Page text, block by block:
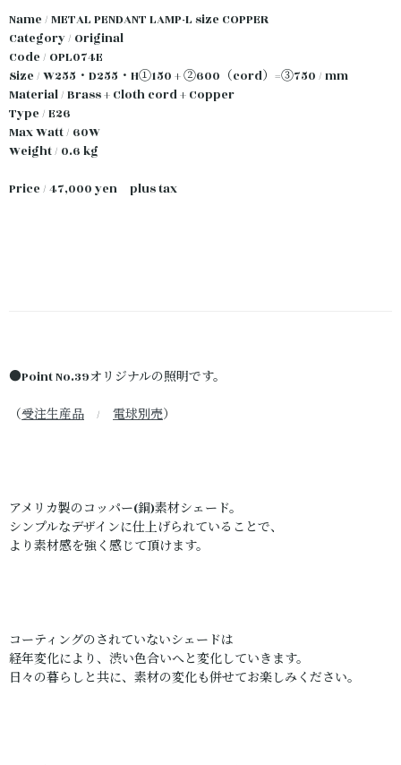
Name / METAL PENDANT LAMP-L size COPPER
Category / Original
Code / OPL074E
Size / W255・D255・H①150 + ②600（cord）=③750 / mm
Material / Brass + Cloth cord + Copper
Type / E26
Max Watt / 60W
Weight / 0.6 kg
Price / 47,000 yen plus tax
●Point No.39オリジナルの照明です。
（受注生産品 / 電球別売）
アメリカ製のコッパー(銅)素材シェード。
シンプルなデザインに仕上げられていることで、
より素材感を強く感じて頂けます。
コーティングのされていないシェードは
経年変化により、渋い色合いへと変化していきます。
日々の暮らしと共に、素材の変化も併せてお楽しみください。